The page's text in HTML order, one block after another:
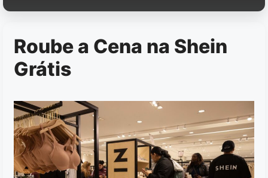
Roube a Cena na Shein
Grátis